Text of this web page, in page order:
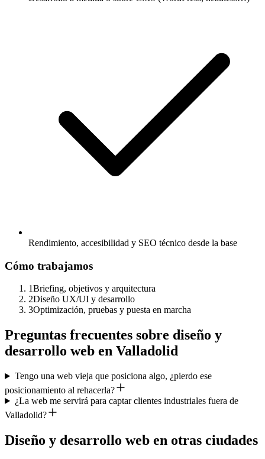
Rendimiento, accesibilidad y SEO técnico desde la base
Cómo trabajamos
1Briefing, objetivos y arquitectura
2Diseño UX/UI y desarrollo
3Optimización, pruebas y puesta en marcha
Preguntas frecuentes sobre diseño y
desarrollo web en Valladolid
Tengo una web vieja que posiciona algo, ¿pierdo ese
posicionamiento al rehacerla?
¿La web me servirá para captar clientes industriales fuera de
Valladolid?
Diseño y desarrollo web en otras ciudades